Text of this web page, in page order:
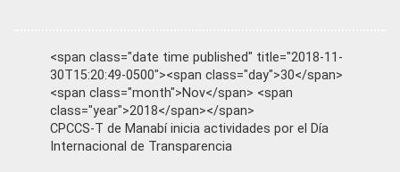
<span class="date time published" title="2018-11-
30T15:20:49-0500"><span class="day">30</span>
<span class="month">Nov</span> <span
class="year">2018</span></span>
CPCCS-T de Manabí inicia actividades por el Día
Internacional de Transparencia